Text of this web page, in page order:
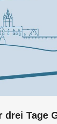
drei Tage